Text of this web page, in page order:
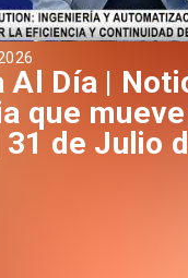
Al Día |
que
de Julio